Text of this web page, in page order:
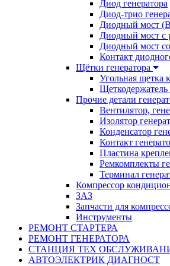
Диод генератора
Диод-трио
Диодный мост
Диодный мост с
Диодный мост
Контакт
Щётки генератора
Угольная щетка
Щеткодержатель
Прочие детали
Вентилятор,
Изолятор
Конденсатор
Контакт
Пластина
Ремкомплекты
Терминал
Компрессор
ЗАЗ
Запчасти для
Инструменты
РЕМОНТ СТАРТЕРА
РЕМОНТ ГЕНЕРАТОРА
СТАНЦИЯ ТЕХ
АВТОЭЛЕКТРИК ДИАГНОСТ